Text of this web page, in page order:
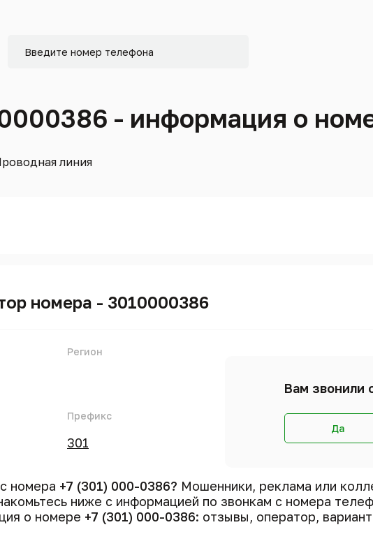
- информация о
линия
номера - 3010000386
Регион
Префикс
301
Вам звонили
Да
номера +7 (301) 000-0386? Мошенники, реклама или
ниже с информацией по звонкам с номера
о номере +7 (301) 000-0386: отзывы, оператор,